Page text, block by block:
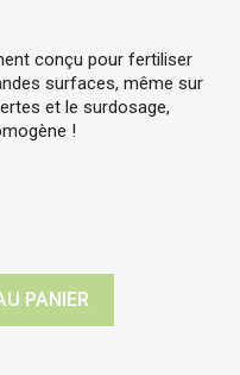
conçu pour fertiliser
surfaces, même sur
et le surdosage,
!
PANIER